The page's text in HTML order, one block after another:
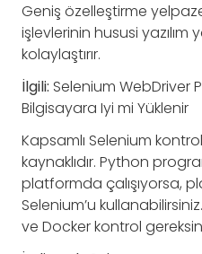
Geniş özelleştirme
işlevlerinin hususi yazılım
kolaylaştırır.
İlgili: Selenium WebDriver
Bilgisayara Iyi mi Yüklenir
Kapsamlı Selenium
kaynaklıdır. Python
platformda çalışıyorsa,
Selenium’u
ve Docker kontrol